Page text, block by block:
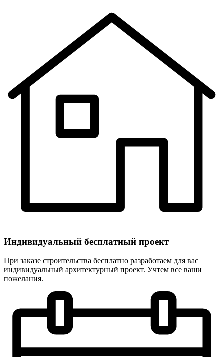
Индивидуальный бесплатный проект
При заказе строительства бесплатно разработаем для вас
индивидуальный архитектурный проект. Учтем все ваши
пожелания.